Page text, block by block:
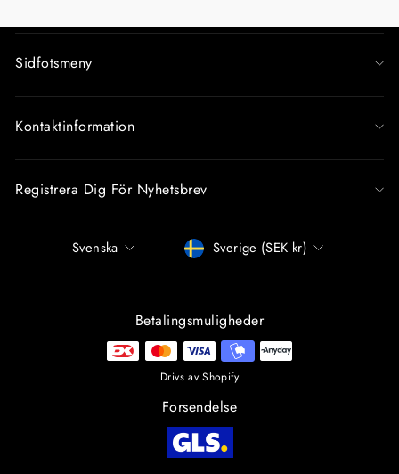
Sidfotsmeny
Kontaktinformation
Registrera Dig För Nyhetsbrev
Språk
Svenska Betalningssätt
Sverige (SEK kr)
Betalingsmuligheder
Drivs av Shopify
Forsendelse